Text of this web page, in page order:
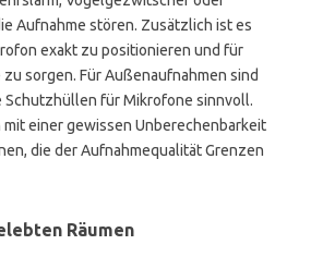
Aufnahme stören. Zusätzlich ist es
exakt zu positionieren und für
sorgen. Für Außenaufnahmen sind
für Mikrofone sinnvoll.
mit einer gewissen Unberechenbarkeit
die der Aufnahmequalität Grenzen
Räumen